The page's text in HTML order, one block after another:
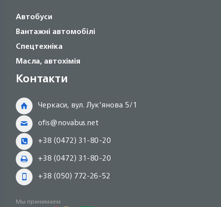
Автобуси
Вантажні автомобілі
Спецтехніка
Масла, автохімія
Контакти
Черкаси, вул. Лук'янова 5/1
ofis@novabus.net
+38 (0472) 31-80-20
+38 (0472) 31-80-20
+38 (050) 772-26-52
Мы принимаем